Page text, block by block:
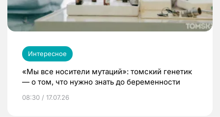
Интересное
«Мы все носители мутаций»: томский генетик
— о том, что нужно знать до беременности
08:30 / 17.07.26